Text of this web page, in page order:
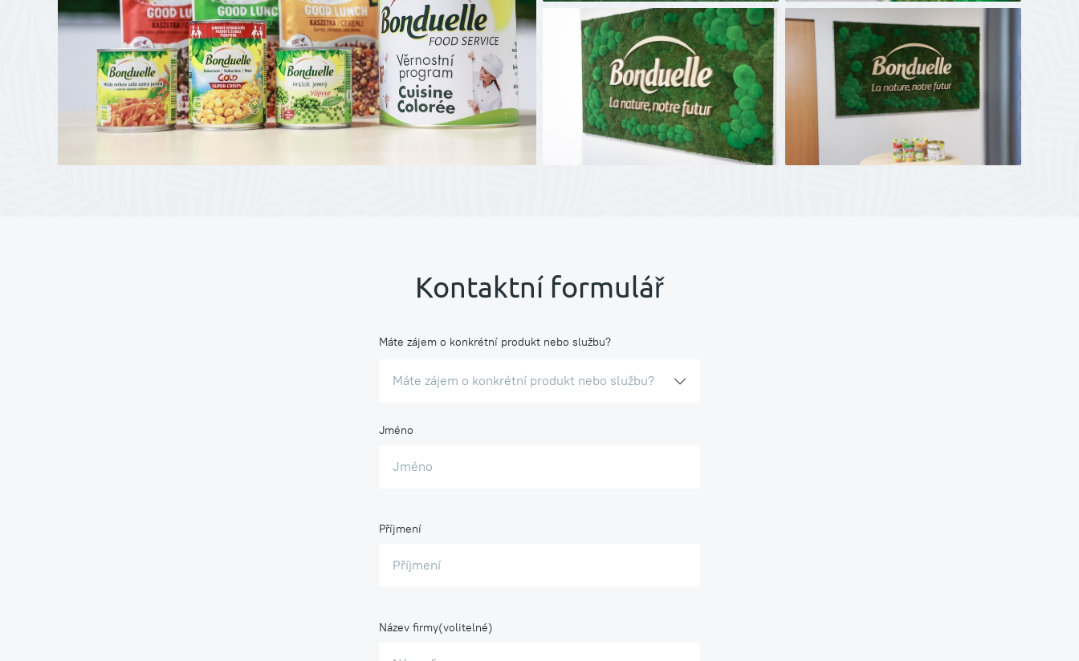
Kontaktní formulář
Máte zájem o konkrétní produkt nebo službu?
Máte zájem o konkrétní produkt nebo službu?
Jméno
Příjmení
Název firmy